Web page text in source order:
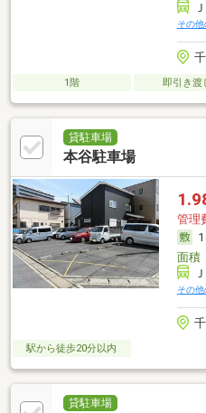
その他
1階 即引き渡
貸駐車場
本谷駐車場
管理
面積
その他
駅から徒歩20分以内
貸駐車場